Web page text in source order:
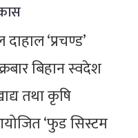
‘प्रचण्ड’
बिहान स्वदेश
तथा कृषि
‘फुड सिस्टम